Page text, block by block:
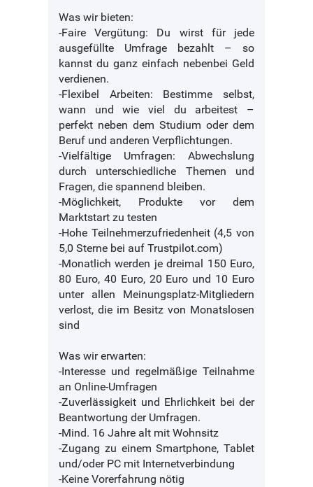
Was wir bieten:
-Faire Vergütung: Du wirst für jede
ausgefüllte Umfrage bezahlt – so
kannst du ganz einfach nebenbei Geld
verdienen.
-Flexibel Arbeiten: Bestimme selbst,
wann und wie viel du arbeitest –
perfekt neben dem Studium oder dem
Beruf und anderen Verpflichtungen.
-Vielfältige Umfragen: Abwechslung
durch unterschiedliche Themen und
Fragen, die spannend bleiben.
-Möglichkeit, Produkte vor dem
Marktstart zu testen
-Hohe Teilnehmerzufriedenheit (4,5 von
5,0 Sterne bei auf Trustpilot.com)
-Monatlich werden je dreimal 150 Euro,
80 Euro, 40 Euro, 20 Euro und 10 Euro
unter allen Meinungsplatz-Mitgliedern
verlost, die im Besitz von Monatslosen
sind
Was wir erwarten:
-Interesse und regelmäßige Teilnahme
an Online-Umfragen
-Zuverlässigkeit und Ehrlichkeit bei der
Beantwortung der Umfragen.
-Mind. 16 Jahre alt mit Wohnsitz
-Zugang zu einem Smartphone, Tablet
und/oder PC mit Internetverbindung
-Keine Vorerfahrung nötig